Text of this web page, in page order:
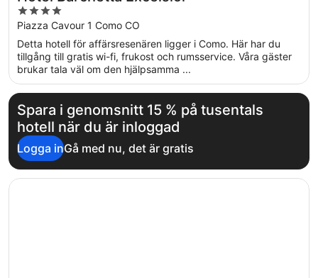
4
out
of
5
Piazza Cavour 1 Como CO
Detta hotell för affärsresenären ligger i Como. Här har du
tillgång till gratis wi-fi, frukost och rumsservice. Våra gäster
brukar tala väl om den hjälpsamma ...
Spara i genomsnitt 15 % på tusentals
hotell när du är inloggad
Logga inGå med nu, det är gratis
Öppnas i ett nytt fönster
Hotel Funicolare